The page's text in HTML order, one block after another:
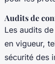
Audits de
Les audits
en vigueur,
sécurité des